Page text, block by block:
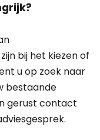
bij het kiezen of
u op zoek naar
bestaande
gerust contact